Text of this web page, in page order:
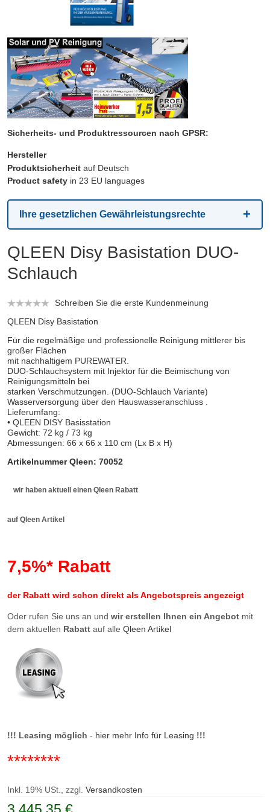
Sicherheits- und Produktressourcen nach GPSR:
Hersteller
Produktsicherheit auf Deutsch
Product safety in 23 EU languages
Ihre gesetzlichen Gewährleistungsrechte
QLEEN Disy Basistation DUO-
Schlauch
Schreiben Sie die erste Kundenmeinung
QLEEN Disy Basistation
Für die regelmäßige und professionelle Reinigung mittlerer bis
großer Flächen
mit nachhaltigem PUREWATER.
DUO-Schlauchsystem mit Injektor für die Beimischung von
Reinigungsmitteln bei
starken Verschmutzungen. (DUO-Schlauch Variante)
Wasserversorgung über den Hauswasseranschluss .
Lieferumfang:
• QLEEN DISY Basisstation
Gewicht: 72 kg / 73 kg
Abmessungen: 66 x 66 x 110 cm (Lx B x H)
Artikelnummer Qleen: 70052
wir haben aktuell einen Qleen Rabatt
auf Qleen Artikel
7,5%* Rabatt
der Rabatt wird schon direkt als Angebotspreis angezeigt
Oder rufen Sie uns an und wir erstellen Ihnen ein Angebot mit
dem aktuellen Rabatt auf alle Qleen Artikel
!!! Leasing möglich - hier mehr Info für Leasing !!!
********
Inkl. 19% USt., zzgl. Versandkosten
3.445,35 €